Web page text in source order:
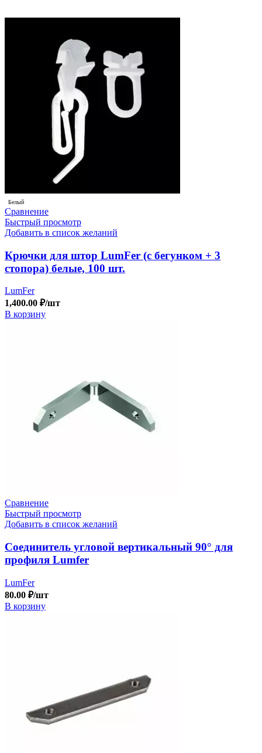
Белый
Сравнение
Быстрый просмотр
Добавить в список желаний
Крючки для штор LumFer (с бегунком + 3
стопора) белые, 100 шт.
LumFer
1,400.00 ₽/шт
В корзину
Сравнение
Быстрый просмотр
Добавить в список желаний
Соединитель угловой вертикальный 90° для
профиля Lumfer
LumFer
80.00 ₽/шт
В корзину